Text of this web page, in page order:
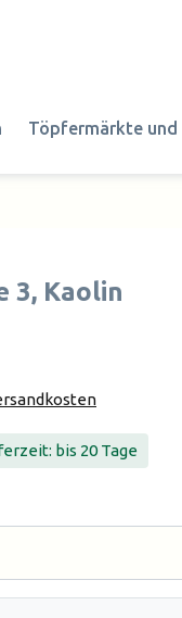
Töpfermärkte und
3, Kaolin
bis 20 Tage